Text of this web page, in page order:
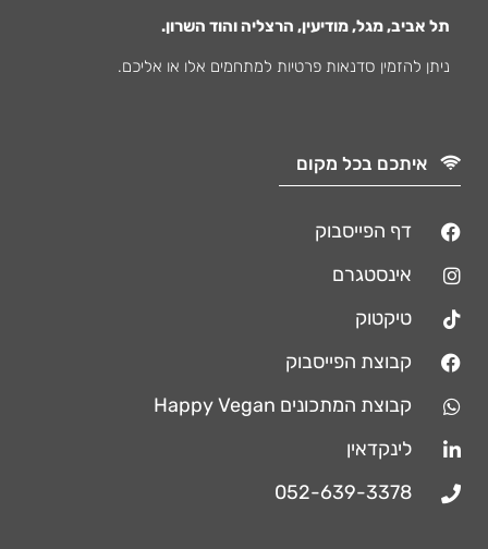
תל אביב, מגל, מודיעין, הרצליה והוד השרון.
ניתן להזמין סדנאות פרטיות למתחמים אלו או אליכם.
איתכם בכל מקום
דף הפייסבוק
אינסטגרם
טיקטוק
קבוצת הפייסבוק
קבוצת המתכונים Happy Vegan
לינקדאין
052-639-3378